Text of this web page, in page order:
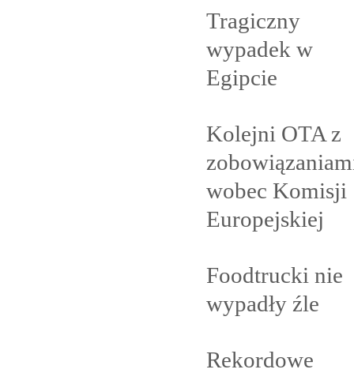
Tragiczny
wypadek w
Egipcie
Kolejni OTA z
wobec Komisji
Europejskiej
Foodtrucki nie
wypadły źle
Rekordowe